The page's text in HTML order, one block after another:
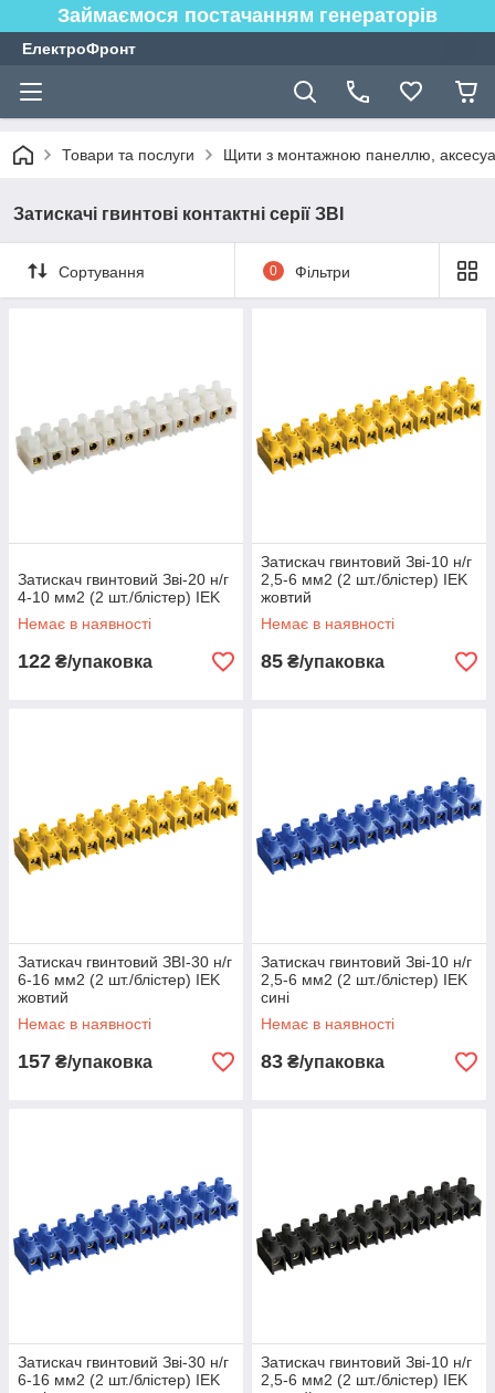
Займаємося постачанням генераторів
ЕлектроФронт
Товари та послуги Щити з монтажною панеллю,
Затискачі гвинтові контактні серії ЗВІ
Сортування 0 Фільтри
Затискач гвинтовий Зві-20 н/г
4-10 мм2 (2 шт./блістер) IEK
Немає в наявності
122 ₴/упаковка
Затискач гвинтовий Зві-10 н/г
2,5-6 мм2 (2 шт./блістер) IEK
жовтий
Немає в наявності
85 ₴/упаковка
Затискач гвинтовий ЗВІ-30 н/г
6-16 мм2 (2 шт./блістер) IEK
жовтий
Немає в наявності
157 ₴/упаковка
Затискач гвинтовий Зві-10 н/г
2,5-6 мм2 (2 шт./блістер) IEK
сині
Немає в наявності
83 ₴/упаковка
Затискач гвинтовий Зві-30 н/г
6-16 мм2 (2 шт./блістер) IEK
Затискач гвинтовий Зві-10 н/г
2,5-6 мм2 (2 шт./блістер) IEK